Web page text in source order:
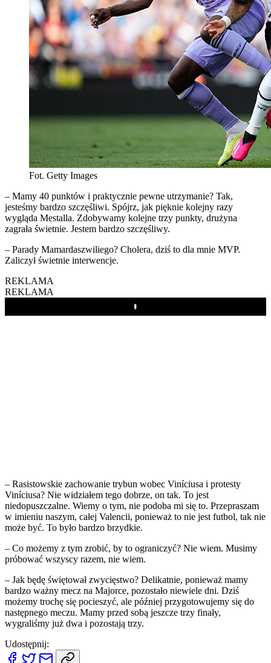
Fot. Getty Images
– Mamy 40 punktów i praktycznie pewne utrzymanie? Tak,
jesteśmy bardzo szczęśliwi. Spójrz, jak pięknie kolejny razy
wygląda Mestalla. Zdobywamy kolejne trzy punkty, drużyna
zagrała świetnie. Jestem bardzo szczęśliwy.
– Parady Mamardaszwiliego? Cholera, dziś to dla mnie MVP.
Zaliczył świetnie interwencje.
REKLAMA
REKLAMA
Play
– Rasistowskie zachowanie trybun wobec Viníciusa i protesty
Viníciusa? Nie widziałem tego dobrze, on tak. To jest
niedopuszczalne. Wiemy o tym, nie podoba mi się to. Przepraszam
w imieniu naszym, całej Valencii, ponieważ to nie jest futbol, tak nie
może być. To było bardzo brzydkie.
– Co możemy z tym zrobić, by to ograniczyć? Nie wiem. Musimy
próbować wszyscy razem, nie wiem.
– Jak będę świętował zwycięstwo? Delikatnie, ponieważ mamy
bardzo ważny mecz na Majorce, pozostało niewiele dni. Dziś
możemy trochę się pocieszyć, ale później przygotowujemy się do
następnego meczu. Mamy przed sobą jeszcze trzy finały,
wygraliśmy już dwa i pozostają trzy.
Udostępnij: